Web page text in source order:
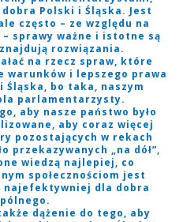
Polski i Śląska. Jest
często – ze względu na
sprawy ważne i istotne są
rozwiązania.
na rzecz spraw, które
warunków i lepszego prawa
bo taka, naszym
parlamentarzysty.
aby nasze państwo było
aby coraz więcej
pozostających w rekach
przekazywanych „na dół”,
wiedzą najlepiej, co
społecznościom jest
najefektywniej dla dobra
dążenie do tego, aby